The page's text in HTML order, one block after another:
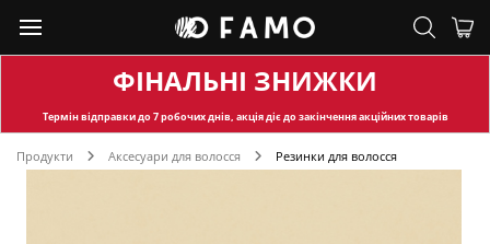
ФІНАЛЬНІ ЗНИЖКИ
Термін відправкидо 7 робочих днів, акція діє до закінчення акційних товарів
Продукти Аксесуари для волосся Резинки для волосся